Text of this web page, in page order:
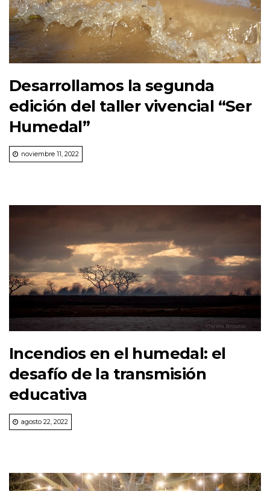
Desarrollamos la segunda
edición del taller vivencial “Ser
Humedal”
noviembre 11, 2022
Incendios en el humedal: el
desafío de la transmisión
educativa
agosto 22, 2022